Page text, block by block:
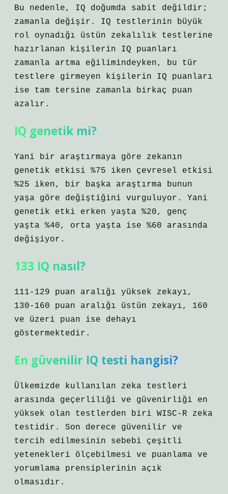
Bu nedenle, IQ doğumda sabit değildir;
zamanla değişir. IQ testlerinin büyük
rol oynadığı üstün zekalılık testlerine
hazırlanan kişilerin IQ puanları
zamanla artma eğilimindeyken, bu tür
testlere girmeyen kişilerin IQ puanları
ise tam tersine zamanla birkaç puan
azalır.
IQ genetik mi?
Yani bir araştırmaya göre zekanın
genetik etkisi %75 iken çevresel etkisi
%25 iken, bir başka araştırma bunun
yaşa göre değiştiğini vurguluyor. Yani
genetik etki erken yaşta %20, genç
yaşta %40, orta yaşta ise %60 arasında
değişiyor.
133 IQ nasıl?
111-129 puan aralığı yüksek zekayı,
130-160 puan aralığı üstün zekayı, 160
ve üzeri puan ise dehayı
göstermektedir.
En güvenilir IQ testi hangisi?
Ülkemizde kullanılan zeka testleri
arasında geçerliliği ve güvenirliği en
yüksek olan testlerden biri WISC-R zeka
testidir. Son derece güvenilir ve
tercih edilmesinin sebebi çeşitli
yetenekleri ölçebilmesi ve puanlama ve
yorumlama prensiplerinin açık
olmasıdır.